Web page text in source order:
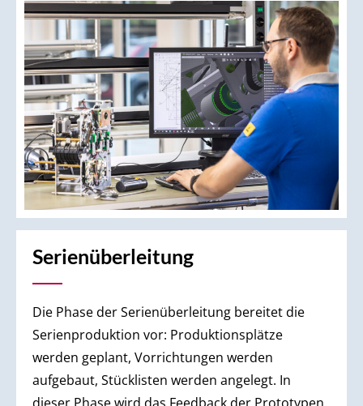
Serienüberleitung
Die Phase der Serienüberleitung bereitet die
Serienproduktion vor: Produktionsplätze
werden geplant, Vorrichtungen werden
aufgebaut, Stücklisten werden angelegt. In